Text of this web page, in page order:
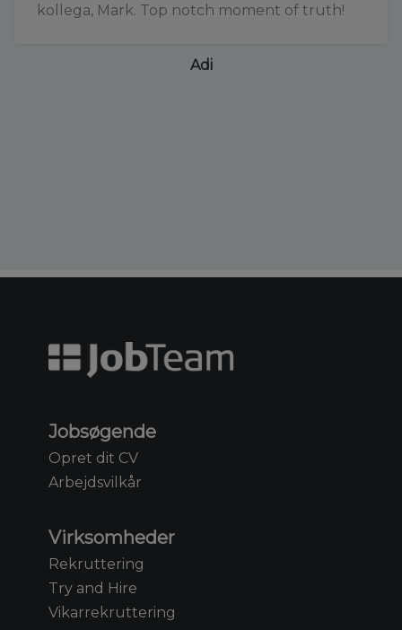
kollega, Mark. Top notch moment of truth!
Adi
Jobsøgende
Opret dit CV
Arbejdsvilkår
Virksomheder
Rekruttering
Try and Hire
Vikarrekruttering